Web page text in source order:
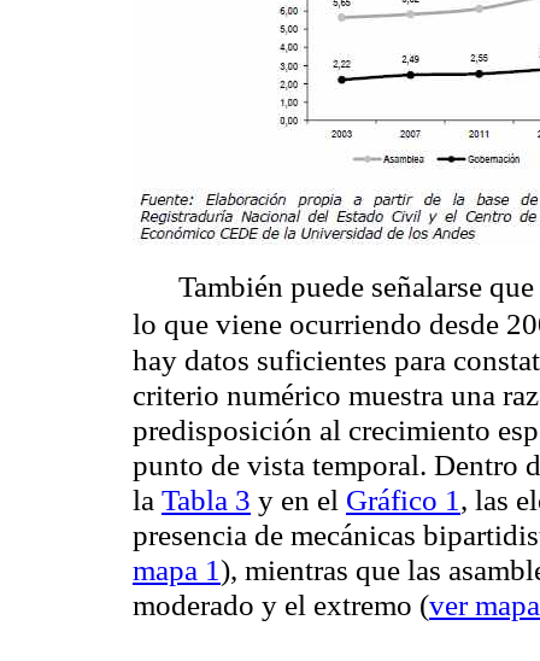
También puede señalarse
lo que viene ocurriendo desde
hay datos suficientes para
criterio numérico muestra una
predisposición al crecimiento
punto de vista temporal. Dentro
la Tabla 3 y en el Gráfico 1 , las
presencia de mecánicas
mapa 1), mientras que las
moderado y el extremo (ver